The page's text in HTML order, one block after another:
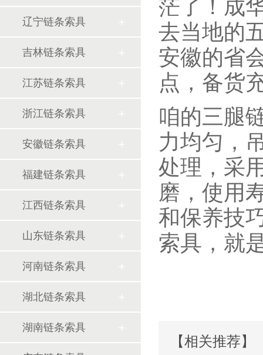
茫了！成
去当地的
安徽的省
点，备货
咱的三腿
力均匀，
处理，采
磨，使用
和保养技
索具，就
【相关推荐】
辽宁链条索具
吉林链条索具
江苏链条索具
浙江链条索具
安徽链条索具
福建链条索具
江西链条索具
山东链条索具
河南链条索具
湖北链条索具
湖南链条索具